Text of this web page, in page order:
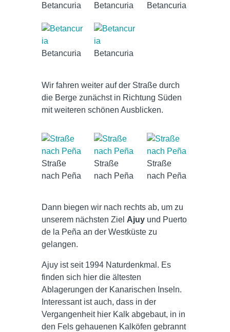
Betancuria Betancuria Betancuria
Betancuria Betancuria
Wir fahren weiter auf der Straße durch
die Berge zunächst in Richtung Süden
mit weiteren schönen Ausblicken.
Straße
nach Peña
Straße
nach Peña
Straße
nach Peña
Dann biegen wir nach rechts ab, um zu
unserem nächsten Ziel Ajuyund Puerto
de la Peña an der Westküste zu
gelangen.
Ajuy ist seit 1994 Naturdenkmal. Es
finden sich hier die ältesten
Ablagerungen der Kanarischen Inseln.
Interessant ist auch, dass in der
Vergangenheit hier Kalk abgebaut, in in
den Fels gehauenen Kalköfen gebrannt